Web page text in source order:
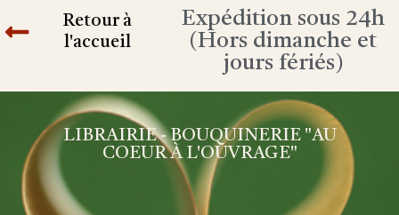
Retour à
l'accueil
Expédition sous 24h
(Hors dimanche et
jours fériés)
LIBRAIRIE - BOUQUINERIE "AU
COEUR À L'OUVRAGE"